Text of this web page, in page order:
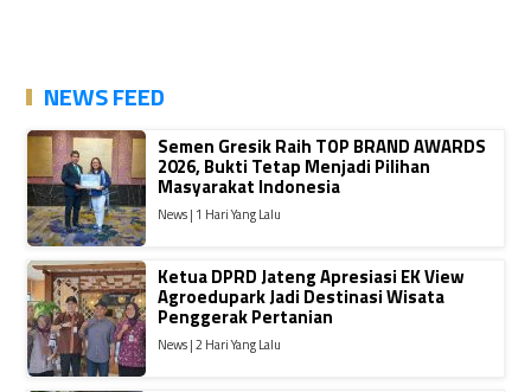
NEWS FEED
Semen Gresik Raih TOP BRAND AWARDS
2026, Bukti Tetap Menjadi Pilihan
Masyarakat Indonesia
News | 1 Hari Yang Lalu
Ketua DPRD Jateng Apresiasi EK View
Agroedupark Jadi Destinasi Wisata
Penggerak Pertanian
News | 2 Hari Yang Lalu